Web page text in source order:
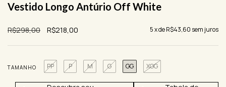
Vestido Longo Antúrio Off White
R$298,00 R$218,00 5x deR$43,60 sem juros
TAMANHO PP P M G GG XGG